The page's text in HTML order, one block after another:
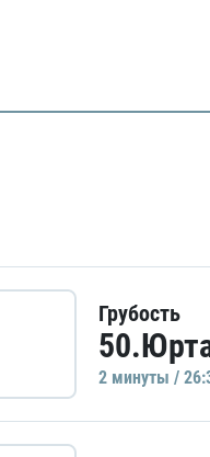
Грубость
2 минуты /